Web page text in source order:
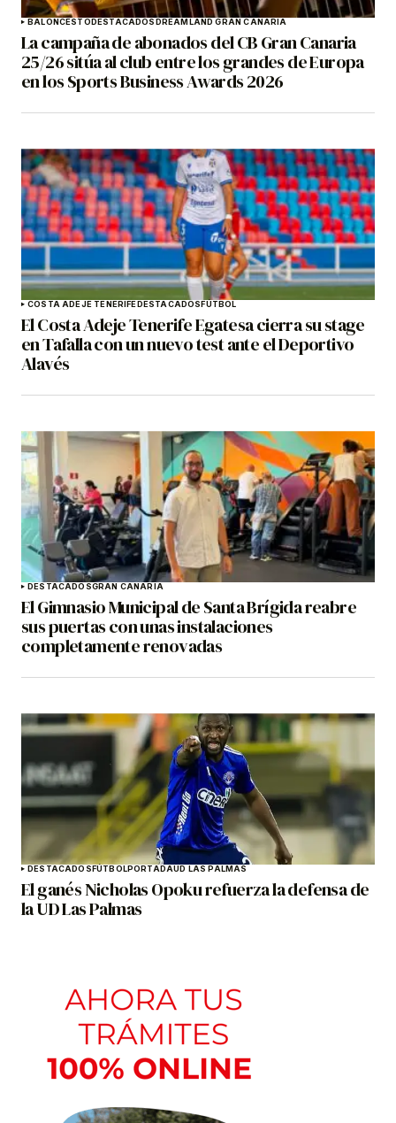
BALONCESTODESTACADOSDREAMLAND GRAN CANARIA
La campaña de abonados del CB Gran Canaria
25/26 sitúa al club entre los grandes de Europa
en los Sports Business Awards 2026
COSTA ADEJE TENERIFEDESTACADOSFÚTBOL
El Costa Adeje Tenerife Egatesa cierra su stage
en Tafalla con un nuevo test ante el Deportivo
Alavés
DESTACADOSGRAN CANARIA
El Gimnasio Municipal de Santa Brígida reabre
sus puertas con unas instalaciones
completamente renovadas
DESTACADOSFÚTBOLPORTADAUD LAS PALMAS
El ganés Nicholas Opoku refuerza la defensa de
la UD Las Palmas